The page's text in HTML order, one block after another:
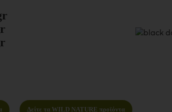
Δείτε τα WILD NATURE προϊόντα